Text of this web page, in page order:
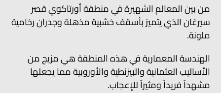
من بين المعالم الشهيرة في منطقة أورتاكوي قصر
سيرغان الذي يتميز بأسقف خشبية مذهلة وجدران رخامية
ملونة.
الهندسة المعمارية في هذه المنطقة هي مزيج من
الأساليب العثمانية والبيزنطية والأوروبية مما يجعلها
مشهداً فريداً ومثيراً للإعجاب.